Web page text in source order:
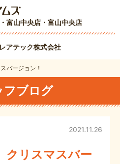
富山中央店 ・富山中央店
レアテック株式会社
バージョン！
フブログ
クリスマスバー
2021.11.26